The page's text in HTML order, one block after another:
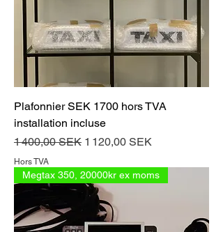
Plafonnier SEK 1700 hors TVA
installation incluse
Prix original
1 400,00 SEK Prix promotionnel
1 120,00 SEK
Hors TVA
Megtax 350, 20000kr ex moms